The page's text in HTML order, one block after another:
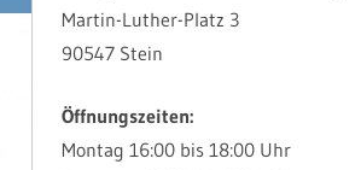
Martin-Luther-Platz 3
90547 Stein
Öffnungszeiten:
Montag 16:00 bis 18:00 Uhr